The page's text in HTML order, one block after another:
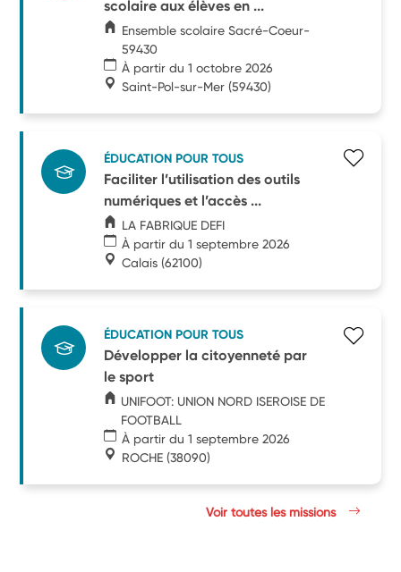
scolaire aux élèves en ...
Ensemble scolaire Sacré-Coeur-
59430
À partir du 1 octobre 2026
Saint-Pol-sur-Mer (59430)
ÉDUCATION POUR TOUS
Faciliter l’utilisation des outils
numériques et l’accès ...
LA FABRIQUE DEFI
À partir du 1 septembre 2026
Calais (62100)
ÉDUCATION POUR TOUS
Développer la citoyenneté par
le sport
UNIFOOT: UNION NORD ISEROISE DE
FOOTBALL
À partir du 1 septembre 2026
ROCHE (38090)
Voir toutes les missions